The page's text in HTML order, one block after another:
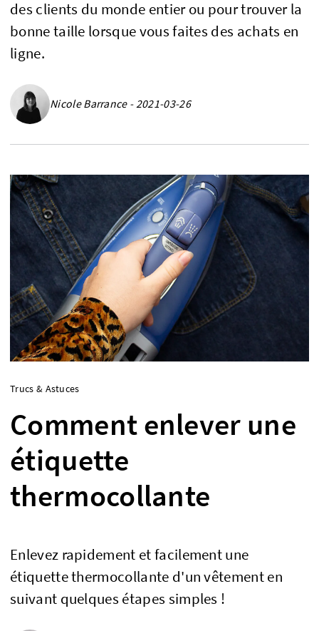
des clients du monde entier ou pour trouver la
bonne taille lorsque vous faites des achats en
ligne.
Nicole Barrance - 2021-03-26
Trucs & Astuces
Comment enlever une
étiquette
thermocollante
Enlevez rapidement et facilement une
étiquette thermocollante d'un vêtement en
suivant quelques étapes simples !